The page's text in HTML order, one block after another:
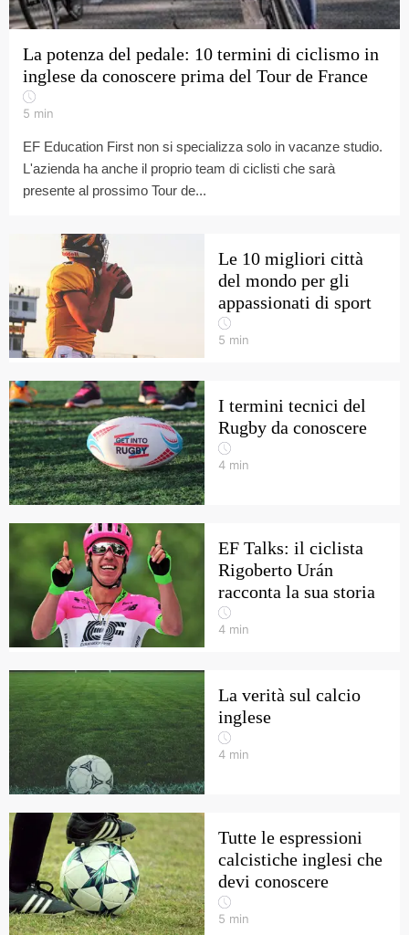
La potenza del pedale: 10 termini di ciclismo in
inglese da conoscere prima del Tour de France
5 min
EF Education First non si specializza solo in vacanze studio.
L'azienda ha anche il proprio team di ciclisti che sarà
presente al prossimo Tour de...
Le 10 migliori città
del mondo per gli
appassionati di sport
5 min
I termini tecnici del
Rugby da conoscere
4 min
EF Talks: il ciclista
Rigoberto Urán
racconta la sua storia
4 min
La verità sul calcio
inglese
4 min
Tutte le espressioni
calcistiche inglesi che
devi conoscere
5 min